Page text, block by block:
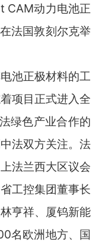
CAM动力电池正
法国敦刻尔克举
池正极材料的工
项目正式进入全
绿色产业合作的
法双方关注。法
法兰西大区议会
工控集团董事长
亨祥、厦钨新能
名欧洲地方、国